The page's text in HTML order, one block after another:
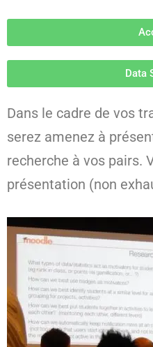
Data
Dans le cadre de vos
serez amenez à
recherche à vos pairs.
présentation (non